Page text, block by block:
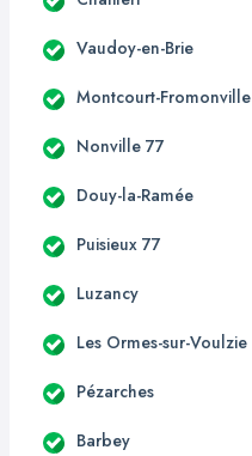
Vaudoy-en-Brie
Montcourt-Fromonville
Nonville 77
Douy-la-Ramée
Puisieux 77
Luzancy
Les Ormes-sur-Voulzie
Pézarches
Barbey